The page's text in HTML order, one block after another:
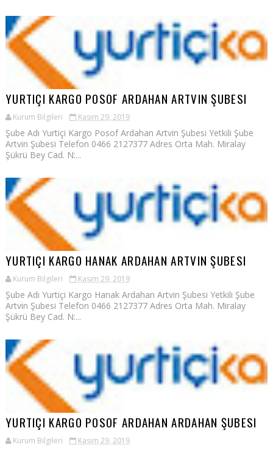
YURTIÇI KARGO POSOF ARDAHAN ARTVIN ŞUBESI
Kurum Bilgileri Kasım 29, 2019
Şube Adı Yurtiçi Kargo Posof Ardahan Artvin Şubesi Yetkili Şube
Artvin Şubesi Telefon 0466 2127377 Adres Orta Mah. Miralay
Şükrü Bey Cad. N:...
YURTIÇI KARGO HANAK ARDAHAN ARTVIN ŞUBESI
Kurum Bilgileri Kasım 29, 2019
Şube Adı Yurtiçi Kargo Hanak Ardahan Artvin Şubesi Yetkili Şube
Artvin Şubesi Telefon 0466 2127377 Adres Orta Mah. Miralay
Şükrü Bey Cad. N:...
YURTIÇI KARGO POSOF ARDAHAN ARDAHAN ŞUBESI
Kurum Bilgileri Kasım 29, 2019